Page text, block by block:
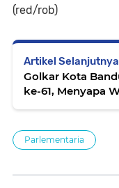
(red/rob)
Artikel Selanjutnya
Golkar Kota
ke-61, Menyapa
Parlementaria